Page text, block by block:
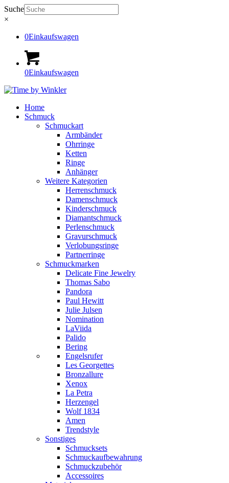
Suche
×
0Einkaufswagen
0Einkaufswagen
Home
Schmuck
Schmuckart
Armbänder
Ohrringe
Ketten
Ringe
Anhänger
Weitere Kategorien
Herrenschmuck
Damenschmuck
Kinderschmuck
Diamantschmuck
Perlenschmuck
Gravurschmuck
Verlobungsringe
Partnerringe
Schmuckmarken
Delicate Fine Jewelry
Thomas Sabo
Pandora
Paul Hewitt
Julie Julsen
Nomination
LaViida
Palido
Bering
Engelsrufer
Les Georgettes
Bronzallure
Xenox
La Petra
Herzengel
Wolf 1834
Amen
Trendstyle
Sonstiges
Schmucksets
Schmuckaufbewahrung
Schmuckzubehör
Accessoires